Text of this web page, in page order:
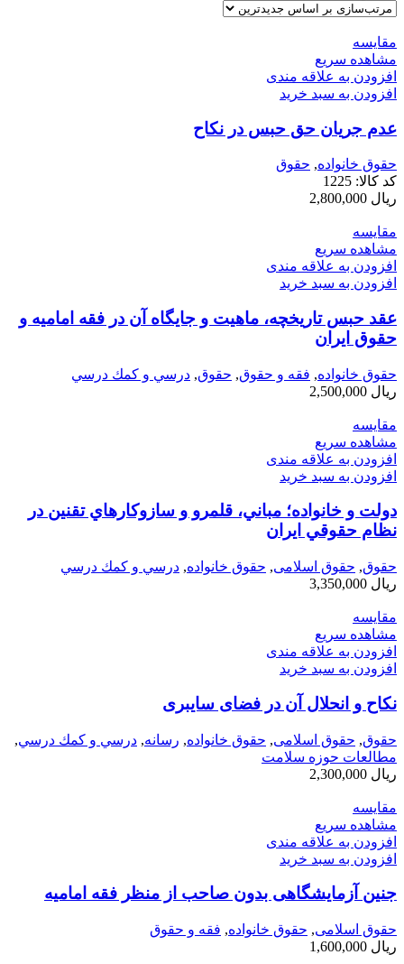
مقایسه
مشاهده سریع
افزودن به علاقه مندی
افزودن به سبد خرید
عدم جریان حق حبس در نکاح
حقوق خانواده, حقوق
کد کالا: 1225
ریال
مقایسه
مشاهده سریع
افزودن به علاقه مندی
افزودن به سبد خرید
عقد حبس تاریخچه، ماهیت و جایگاه آن در فقه امامیه و
حقوق ایران
حقوق خانواده, فقه و حقوق, حقوق, درسي و كمك درسي
ریال
مقایسه
مشاهده سریع
افزودن به علاقه مندی
افزودن به سبد خرید
دولت و خانواده؛ مباني، قلمرو و سازوكارهاي تقنين در
نظام حقوقي ايران
حقوق, حقوق اسلامی, حقوق خانواده, درسي و كمك درسي
ریال
مقایسه
مشاهده سریع
افزودن به علاقه مندی
افزودن به سبد خرید
نکاح و انحلال آن در فضای سایبری
حقوق, حقوق اسلامی, حقوق خانواده, رسانه, درسي و كمك درسي,
مطالعات حوزه سلامت
ریال
مقایسه
مشاهده سریع
افزودن به علاقه مندی
افزودن به سبد خرید
جنین آزمایشگاهی بدون ‌صاحب از منظر فقه امامیه
حقوق اسلامی, حقوق خانواده, فقه و حقوق
ریال